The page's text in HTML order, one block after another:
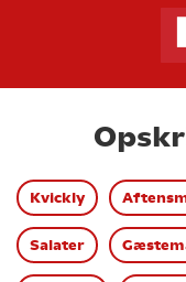
Kvickly
Salater